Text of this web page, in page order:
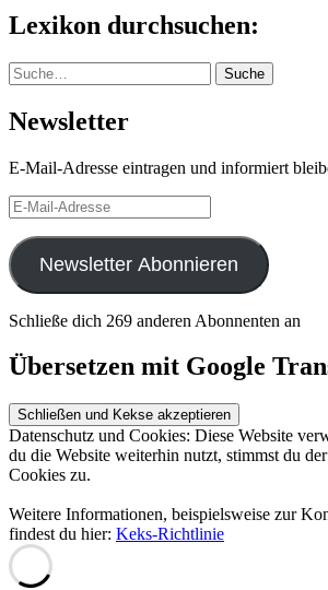
Lexikon durchsuchen:
Suche Suche
Newsletter
E-Mail-Adresse eintragen und informiert
E-
Mail-
Adresse
Newsletter Abonnieren
Schließe dich 269 anderen Abonnenten an
Übersetzen mit Google
Datenschutz und Cookies: Diese Website
du die Website weiterhin nutzt, stimmst du
Cookies zu.
Weitere Informationen, beispielsweise zur
findest du hier: Keks-Richtlinie